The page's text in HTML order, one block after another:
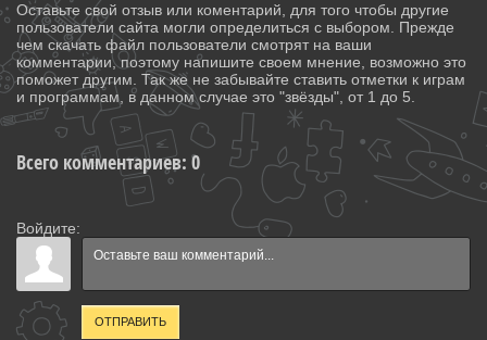
Оставьте свой отзыв или коментарий, для того чтобы другие
пользователи сайта могли определиться с выбором. Прежде
чем скачать файл пользователи смотрят на ваши
комментарии, поэтому напишите своем мнение, возможно это
поможет другим. Так же не забывайте ставить отметки к играм
и программам, в данном случае это "звёзды", от 1 до 5.
Всего комментариев: 0
Войдите:
ОТПРАВИТЬ